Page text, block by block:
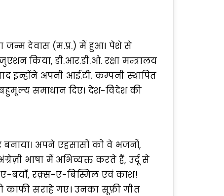
देवास (म.प्र.) में हुआ। पेशे से
किया, डी.आर.डी.ओ. रक्षा मन्त्रालय
इन्होंने अपनी आई.टी. कम्पनी स्थापित
समाधान दिए। देश-विदेश की
अपने एहसासों को वे भजनों,
भाषा में अभिव्यक्त करते हैं, उर्दू से
बयाँ, रक़्स-ए-बिस्मिल एवं काश!
काफी सराहे गए। उनका सूफ़ी गीत